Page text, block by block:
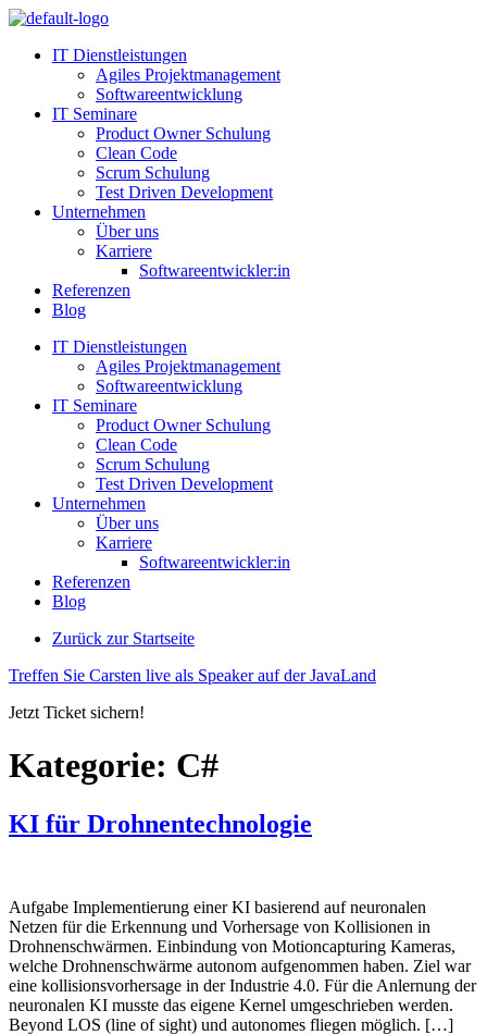
Zum
springenIT Dienstleistungen
Agiles Projektmanagement
Softwareentwicklung
IT Seminare
Product Owner Schulung
Clean Code
Scrum Schulung
Test Driven Development
Unternehmen
Über uns
Karriere
Softwareentwickler:in
Referenzen
Blog
IT Dienstleistungen
Agiles Projektmanagement
Softwareentwicklung
IT Seminare
Product Owner Schulung
Clean Code
Scrum Schulung
Test Driven Development
Unternehmen
Über uns
Karriere
Softwareentwickler:in
Referenzen
Blog
Zurück zur Startseite
Treffen Sie Carsten live als Speaker auf der JavaLand
Jetzt Ticket sichern!
Kategorie: C#
KI für Drohnentechnologie
Aufgabe Implementierung einer KI basierend auf neuronalen
Netzen für die Erkennung und Vorhersage von Kollisionen in
Drohnenschwärmen. Einbindung von Motioncapturing Kameras,
welche Drohnenschwärme autonom aufgenommen haben. Ziel war
eine kollisionsvorhersage in der Industrie 4.0. Für die Anlernung der
neuronalen KI musste das eigene Kernel umgeschrieben werden.
Beyond LOS (line of sight) und autonomes fliegen möglich. […]